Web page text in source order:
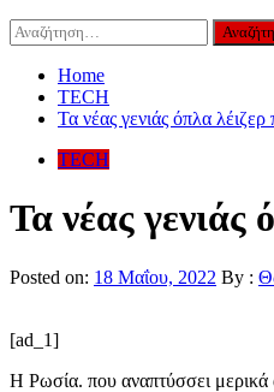
Αναζήτηση
για:
Home
TECH
Τα νέας γενιάς όπλα
TECH
Τα νέας γενιάς
Posted on: 18 Μαΐου, 2022 By :
[ad_1]
Η Ρωσία. που αναπτύσσει μερικά